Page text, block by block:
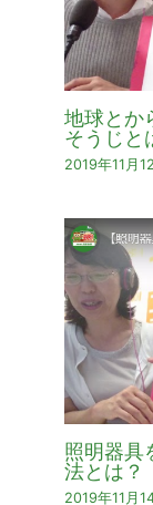
地球とか
そうじと
2019年11月
照明器具
法とは？
2019年11月